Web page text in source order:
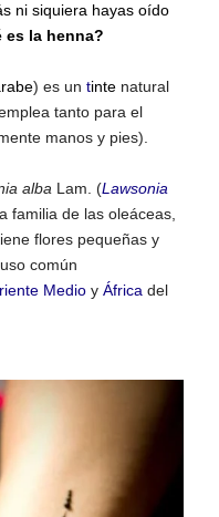
ni siquiera hayas oído
es la henna?
) es un tinte natural
tanto para el
manos y pies).
alba Lam. (Lawsonia
familia de las oleáceas,
flores pequeñas y
común
Medio y África del